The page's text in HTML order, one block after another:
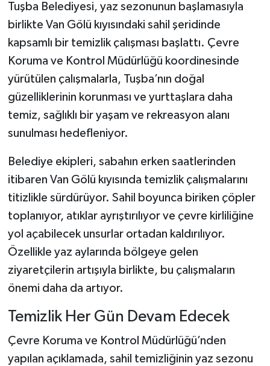
Tuşba Belediyesi, yaz sezonunun başlamasıyla
birlikte Van Gölü kıyısındaki sahil şeridinde
kapsamlı bir temizlik çalışması başlattı. Çevre
Koruma ve Kontrol Müdürlüğü koordinesinde
yürütülen çalışmalarla, Tuşba’nın doğal
güzelliklerinin korunması ve yurttaşlara daha
temiz, sağlıklı bir yaşam ve rekreasyon alanı
sunulması hedefleniyor.
Belediye ekipleri, sabahın erken saatlerinden
itibaren Van Gölü kıyısında temizlik çalışmalarını
titizlikle sürdürüyor. Sahil boyunca biriken çöpler
toplanıyor, atıklar ayrıştırılıyor ve çevre kirliliğine
yol açabilecek unsurlar ortadan kaldırılıyor.
Özellikle yaz aylarında bölgeye gelen
ziyaretçilerin artışıyla birlikte, bu çalışmaların
önemi daha da artıyor.
Temizlik Her Gün Devam Edecek
Çevre Koruma ve Kontrol Müdürlüğü’nden
yapılan açıklamada, sahil temizliğinin yaz sezonu